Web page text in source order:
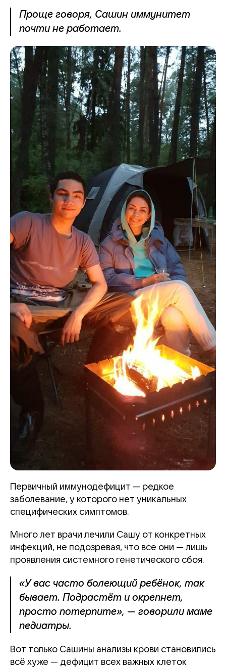
Проще говоря, Сашин иммунитет
почти не работает.
Первичный иммунодефицит — редкое
заболевание, у которого нет уникальных
специфических симптомов.
Много лет врачи лечили Сашу от конкретных
инфекций, не подозревая, что все они — лишь
проявления системного генетического сбоя.
«У вас часто болеющий ребёнок, так
бывает. Подрастёт и окрепнет,
просто потерпите», — говорили маме
педиатры.
Вот только Сашины анализы крови становились
всё хуже — дефицит всех важных клеток